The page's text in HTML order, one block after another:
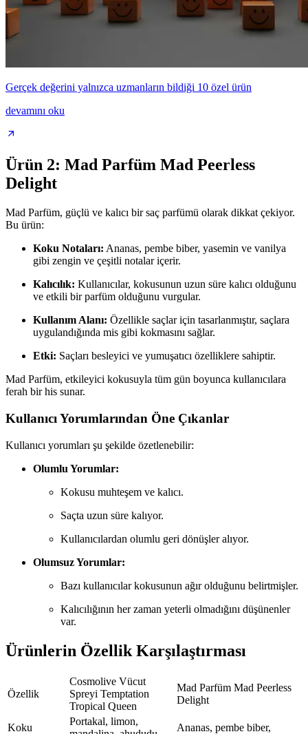
Gerçek değerini yalnızca uzmanların bildiği 10 özel ürün
devamını oku
Ürün 2: Mad Parfüm Mad Peerless
Delight
Mad Parfüm, güçlü ve kalıcı bir saç parfümü olarak dikkat çekiyor.
Bu ürün:
Koku Notaları: Ananas, pembe biber, yasemin ve vanilya
gibi zengin ve çeşitli notalar içerir.
Kalıcılık: Kullanıcılar, kokusunun uzun süre kalıcı olduğunu
ve etkili bir parfüm olduğunu vurgular.
Kullanım Alanı: Özellikle saçlar için tasarlanmıştır, saçlara
uygulandığında mis gibi kokmasını sağlar.
Etki: Saçları besleyici ve yumuşatıcı özelliklere sahiptir.
Mad Parfüm, etkileyici kokusuyla tüm gün boyunca kullanıcılara
ferah bir his sunar.
Kullanıcı Yorumlarından Öne Çıkanlar
Kullanıcı yorumları şu şekilde özetlenebilir:
Olumlu Yorumlar:
Kokusu muhteşem ve kalıcı.
Saçta uzun süre kalıyor.
Kullanıcılardan olumlu geri dönüşler alıyor.
Olumsuz Yorumlar:
Bazı kullanıcılar kokusunun ağır olduğunu belirtmişler.
Kalıcılığının her zaman yeterli olmadığını düşünenler
var.
Ürünlerin Özellik Karşılaştırması
Özellik
Cosmolive Vücut
Spreyi Temptation
Tropical Queen
Mad Parfüm Mad Peerless
Delight
Koku
Portakal, limon,
Ananas, pembe biber,